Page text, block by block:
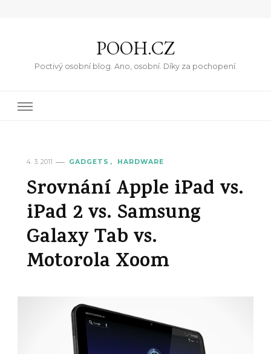
POOH.CZ
Poctivý osobní blog. Ano, osobní. Díky za pochopení.
4. 3. 2011 GADGETS HARDWARE
Srovnání Apple iPad vs.
iPad 2 vs. Samsung
Galaxy Tab vs.
Motorola Xoom